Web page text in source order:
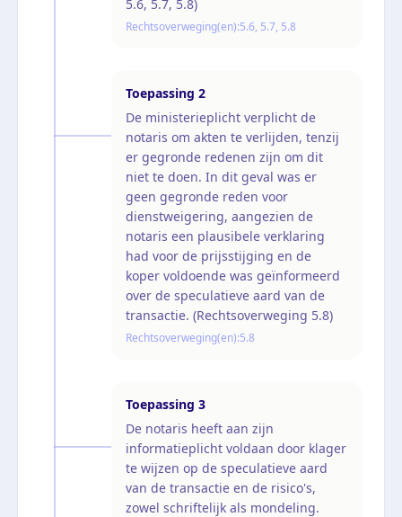
5.6, 5.7, 5.8)
Rechtsoverweging(en):5.6, 5.7, 5.8
Toepassing 2
De ministerieplicht verplicht de
notaris om akten te verlijden, tenzij
er gegronde redenen zijn om dit
niet te doen. In dit geval was er
geen gegronde reden voor
dienstweigering, aangezien de
notaris een plausibele verklaring
had voor de prijsstijging en de
koper voldoende was geïnformeerd
over de speculatieve aard van de
transactie. (Rechtsoverweging 5.8)
Rechtsoverweging(en):5.8
Toepassing 3
De notaris heeft aan zijn
informatieplicht voldaan door klager
te wijzen op de speculatieve aard
van de transactie en de risico's,
zowel schriftelijk als mondeling.